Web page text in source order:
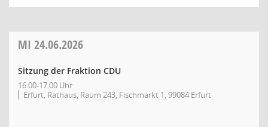
MI 24.06.2026
Sitzung der Fraktion CDU
16:00-17:00 Uhr
Erfurt, Rathaus, Raum 243, Fischmarkt 1, 99084 Erfurt